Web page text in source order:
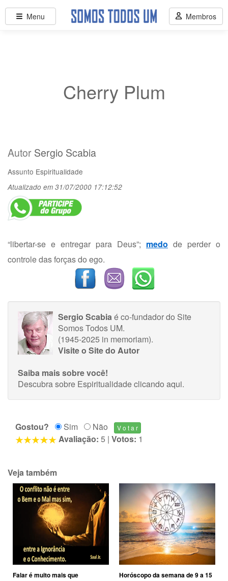
Cherry Plum
Autor Sergio Scabia
Assunto Espiritualidade
Atualizado em 31/07/2000 17:12:52
“libertar-se e entregar para Deus”; medo de perder o
controle das forças do ego.
Sergio Scabiaé co-fundador do Site
Somos Todos UM.
(1945-2025 in memoriam).
Visite o Site do Autor
Saiba mais sobre você!
Descubra sobre Espiritualidadeclicando aqui.
Gostou? Sim
Não
Avaliação: 5 | Votos: 1
Veja também
Falar é muito mais que
Horóscopo da semana de 9 a 15
Menu Membros